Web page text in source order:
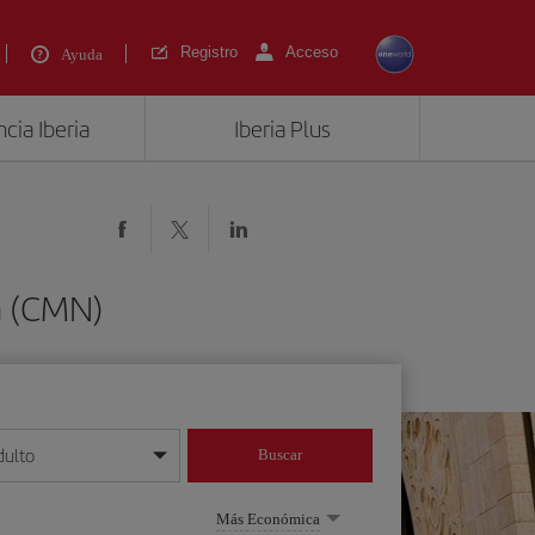
Ayuda Registro Acceso
Iberia Iberia Plus
mes/año
Buscar
Más Económica